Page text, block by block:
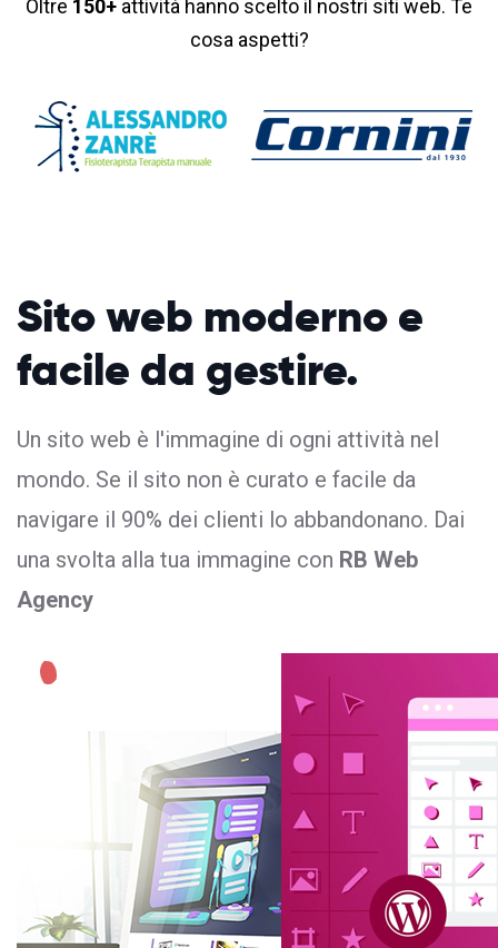
Oltre 150+ attività hanno scelto il nostri siti web. Te
cosa aspetti?
Sito web modernoe
facile da gestire.
Un sito web è l'immagine di ogni attività nel
mondo. Se il sito non è curato e facile da
navigare il 90% dei clienti lo abbandonano. Dai
una svolta alla tua immagine con RB Web
Agency